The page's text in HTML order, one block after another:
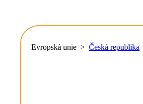
Evropská unie > Česká republika